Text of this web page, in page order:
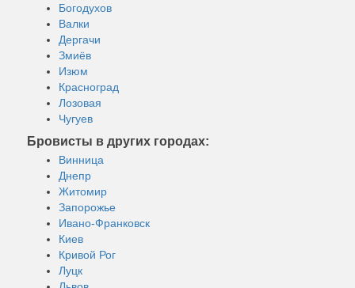
Богодухов
Валки
Дергачи
Змиёв
Изюм
Красноград
Лозовая
Чугуев
Бровисты в других городах:
Винница
Днепр
Житомир
Запорожье
Ивано-Франковск
Киев
Кривой Рог
Луцк